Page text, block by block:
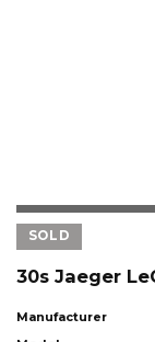
SOLD
30s Jaeger
Manufacturer